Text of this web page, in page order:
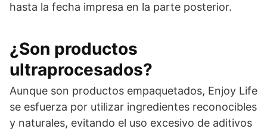
hasta la fecha impresa en la parte posterior.
¿Son productos
ultraprocesados?
Aunque son productos empaquetados, Enjoy Life
se esfuerza por utilizar ingredientes reconocibles
y naturales, evitando el uso excesivo de aditivos